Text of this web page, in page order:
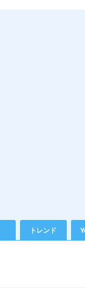
トレンド